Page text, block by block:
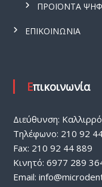
ΠΡΟΪΟΝΤΑ
ΕΠΙΚΟΙΝΩΝΙΑ
Επικοινωνία
Διεύθυνση:
Τηλέφωνο: 210 92
Fax: 210 92 44 889
Κινητό: 6977 289
Email: